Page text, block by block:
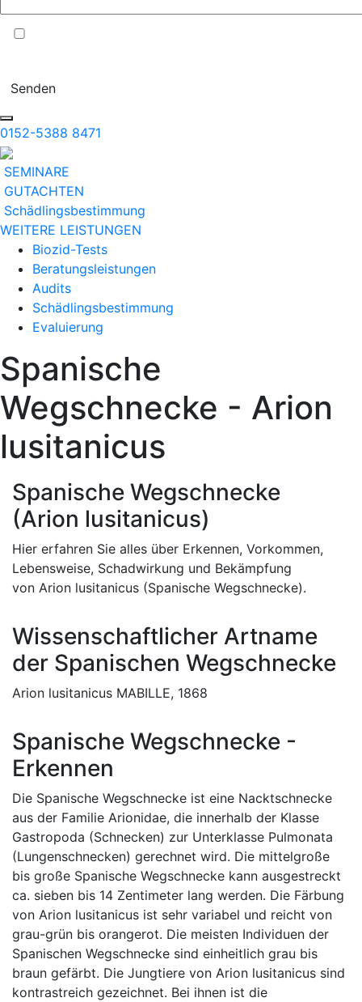
Senden
0152-5388 8471
SEMINARE
GUTACHTEN
Schädlingsbestimmung
WEITERE LEISTUNGEN
Biozid-Tests
Beratungsleistungen
Audits
Schädlingsbestimmung
Evaluierung
Spanische
Wegschnecke - Arion
lusitanicus
Spanische Wegschnecke
(Arion lusitanicus)
Hier erfahren Sie alles über Erkennen, Vorkommen,
Lebensweise, Schadwirkung und Bekämpfung
von Arion lusitanicus (Spanische Wegschnecke).
Wissenschaftlicher Artname
der Spanischen Wegschnecke
Arion lusitanicus MABILLE, 1868
Spanische Wegschnecke -
Erkennen
Die Spanische Wegschnecke ist eine Nacktschnecke
aus der Familie Arionidae, die innerhalb der Klasse
Gastropoda (Schnecken) zur Unterklasse Pulmonata
(Lungenschnecken) gerechnet wird. Die mittelgroße
bis große Spanische Wegschnecke kann ausgestreckt
ca. sieben bis 14 Zentimeter lang werden. Die Färbung
von Arion lusitanicus ist sehr variabel und reicht von
grau-grün bis orangerot. Die meisten Individuen der
Spanischen Wegschnecke sind einheitlich grau bis
braun gefärbt. Die Jungtiere von Arion lusitanicus sind
kontrastreich gezeichnet. Bei ihnen ist die